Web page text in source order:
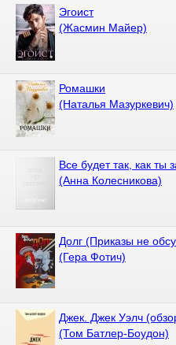
Эгоист
(Жасмин Майер)
Ромашки
(Наталья Мазуркевич)
Все будет так, как ты
(Анна Колесникова)
Долг (Приказы не
(Гера Фотич)
Джек. Джек Уэлч
(Том Батлер-Боудон)